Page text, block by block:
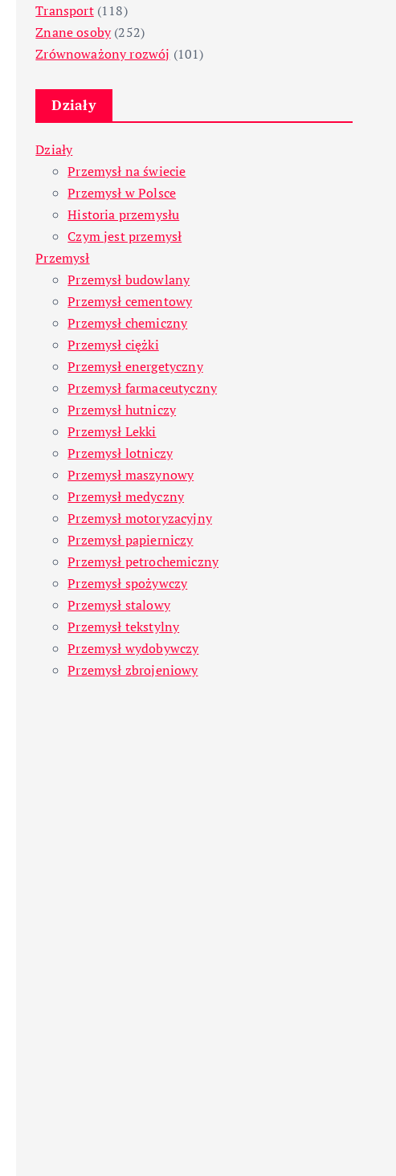
Transport(118)
Znane osoby(252)
Zrównoważony rozwój (101)
Działy
Działy
Przemysł na świecie
Przemysł w Polsce
Historia przemysłu
Czym jest przemysł
Przemysł
Przemysł budowlany
Przemysł cementowy
Przemysł chemiczny
Przemysł ciężki
Przemysł energetyczny
Przemysł farmaceutyczny
Przemysł hutniczy
Przemysł Lekki
Przemysł lotniczy
Przemysł maszynowy
Przemysł medyczny
Przemysł motoryzacyjny
Przemysł papierniczy
Przemysł petrochemiczny
Przemysł spożywczy
Przemysł stalowy
Przemysł tekstylny
Przemysł wydobywczy
Przemysł zbrojeniowy